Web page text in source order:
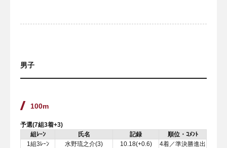
男子
100m
予選(7組3着+3)
組ﾚｰﾝ
氏名 記録
順位・ｺﾒﾝﾄ
1組3ﾚｰﾝ
水野琉之介(3)
10.18(+0.6)
4着／準決勝進出